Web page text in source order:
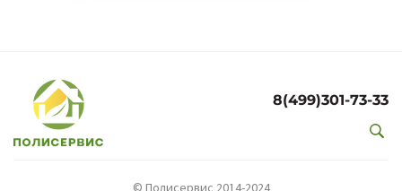
8(499)301-73-33
© Полисервис 2014-2024